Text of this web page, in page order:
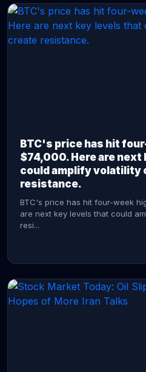
BTC's price has hit
$74,000. Here are
could amplify volatility
resistance.
BTC's price has hit four-week
are next key levels that could
resi...